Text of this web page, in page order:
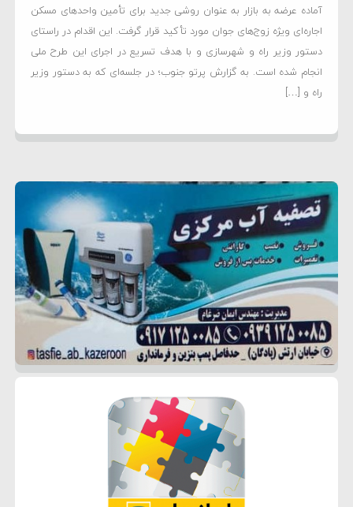
آماده عرضه به بازار به عنوان روشی جدید برای تأمین واحدهای مسکن
اجاره‌ای ویژه زوج‌های جوان مورد تأکید قرار گرفت. این اقدام در راستای
دستور وزیر راه و شهرسازی و با هدف تسریع در اجرای این طرح ملی
انجام شده است. به گزارش پرتو جنوب؛ در جلسه‌ای که به دستور وزیر
راه و […]